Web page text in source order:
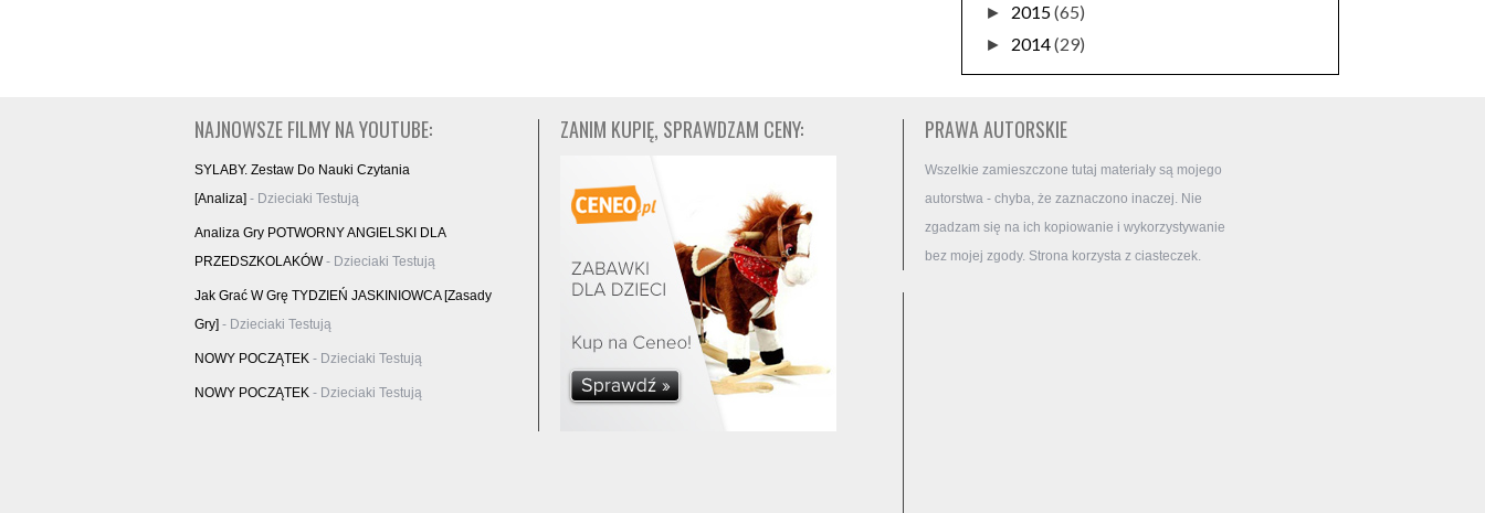
► 2015(65)
► 2014(29)
NAJNOWSZE FILMY NA YOUTUBE:
SYLABY. Zestaw Do Nauki Czytania
[analiza] - Dzieciaki Testują
Analiza Gry POTWORNY ANGIELSKI DLA
PRZEDSZKOLAKÓW- Dzieciaki Testują
Jak Grać W Grę TYDZIEŃ JASKINIOWCA [zasady
Gry] - Dzieciaki Testują
NOWY POCZĄTEK - Dzieciaki Testują
NOWY POCZĄTEK - Dzieciaki Testują
ZANIM KUPIĘ, SPRAWDZAM CENY: PRAWA AUTORSKIE
Wszelkie zamieszczone tutaj materiały są mojego
autorstwa - chyba, że zaznaczono inaczej. Nie
zgadzam się na ich kopiowanie i wykorzystywanie
bez mojej zgody. Strona korzysta z ciasteczek.